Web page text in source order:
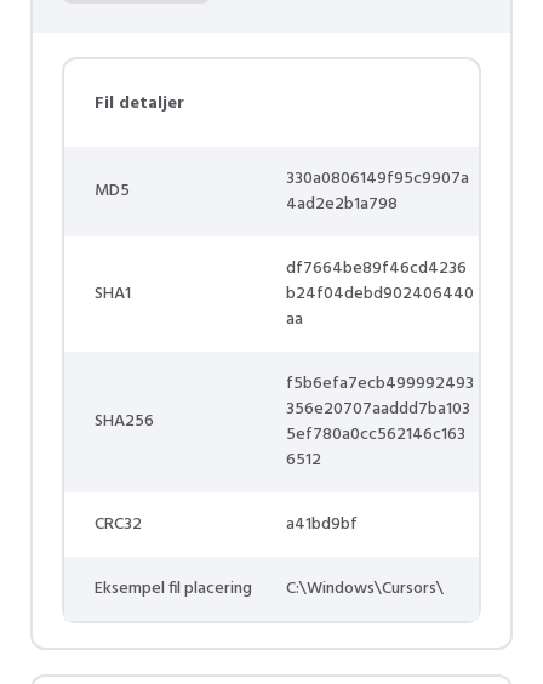
Fil detaljer
MD5
330a0806149f95c9907a
4ad2e2b1a798
SHA1
df7664be89f46cd4236
b24f04debd902406440
aa
SHA256
f5b6efa7ecb499992493
356e20707aaddd7ba103
5ef780a0cc562146c163
6512
CRC32 a41bd9bf
Eksempel fil placering C:\Windows\Cursors\